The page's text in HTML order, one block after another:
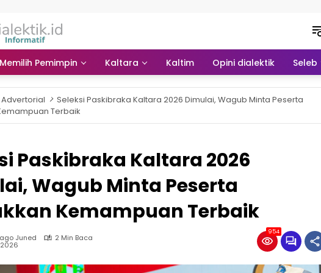
Memilih Pemimpin Kaltara Kaltim Opini dialektik Seleb
Advertorial
Seleksi Paskibraka Kaltara 2026 Dimulai, Wagub Minta Peserta
Terbaik
Paskibraka Kaltara 2026
Wagub Minta Peserta
Kemampuan Terbaik
Juned 2 Min Baca
2026
954